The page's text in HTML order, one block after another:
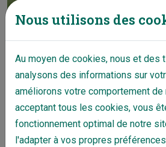
Nous utilisons des
Au moyen de cookies, nous et des
analysons des informations sur
améliorons votre comportement de
acceptant tous les cookies, vous
fonctionnement optimal de notre
l'adapter à vos propres